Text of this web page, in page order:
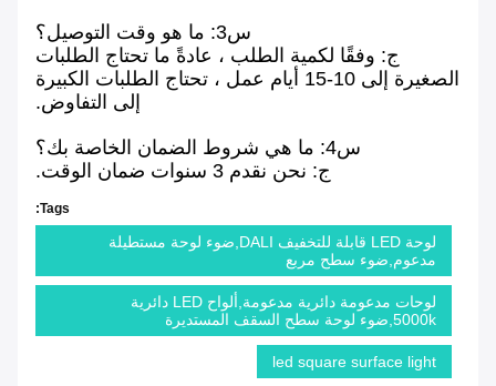
س3: ما هو وقت التوصيل؟
ج: وفقًا لكمية الطلب ، عادةً ما تحتاج الطلبات
الصغيرة إلى 10-15 أيام عمل ، تحتاج الطلبات الكبيرة
إلى التفاوض.
س4: ما هي شروط الضمان الخاصة بك؟
ج: نحن نقدم 3 سنوات ضمان الوقت.
Tags:
لوحة LED قابلة للتخفيف DALI,ضوء لوحة مستطيلة
مدعوم,ضوء سطح مربع
لوحات مدعومة دائرية مدعومة,ألواح LED دائرية
5000k,ضوء لوحة سطح السقف المستديرة
led square surface light